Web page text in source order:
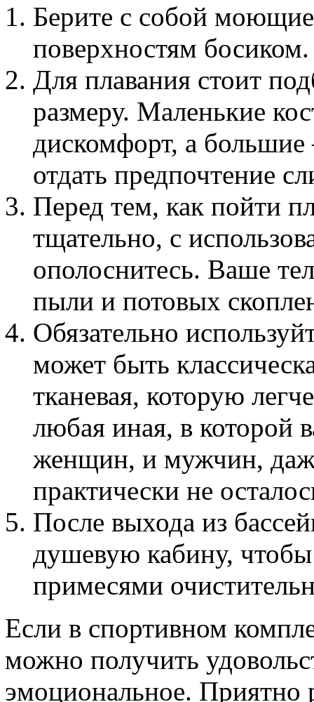
Берите с собой
поверхностям босиком.
Для плавания стоит
размеру. Маленькие
дискомфорт, а
отдать предпочтение
Перед тем, как пойти
тщательно, с
ополоснитесь. Ваше
пыли и потовых
Обязательно
может быть
тканевая, которую
любая иная, в которой
женщин, и мужчин,
практически не
После выхода из
душевую кабину,
примесями
Если в спортивном
можно получить
эмоциональное. Приятно